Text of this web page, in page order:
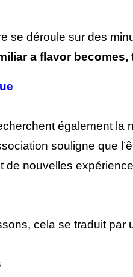
se déroule sur des
a flavor
également la
souligne que
de nouvelles
cela se traduit par